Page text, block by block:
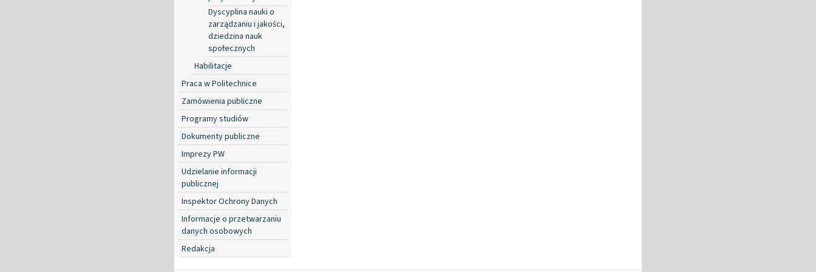
Dyscyplina nauki o
zarządzaniu i jakości,
dziedzina nauk
społecznych
Habilitacje
Praca w Politechnice
Zamówienia publiczne
Programy studiów
Dokumenty publiczne
Imprezy PW
Udzielanie informacji
publicznej
Inspektor Ochrony Danych
Informacje o przetwarzaniu
danych osobowych
Redakcja